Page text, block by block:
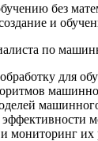
без
и
по
для
и мониторинг